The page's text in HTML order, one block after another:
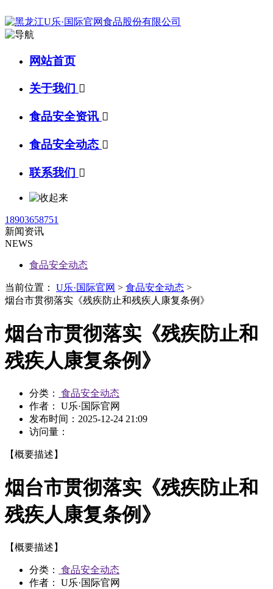
网站首页
关于我们 
食品安全资讯 
食品安全动态 
联系我们 
18903658751
新闻资讯
NEWS
食品安全动态
当前位置： U乐·国际官网 > 食品安全动态 >
烟台市贯彻落实《残疾防止和残疾人康复条例》
烟台市贯彻落实《残疾防止和
残疾人康复条例》
分类：
食品安全动态
作者： U乐·国际官网
发布时间： 2025-12-24 21:09
访问量：
【概要描述】
烟台市贯彻落实《残疾防止和
残疾人康复条例》
【概要描述】
分类：
食品安全动态
作者： U乐·国际官网